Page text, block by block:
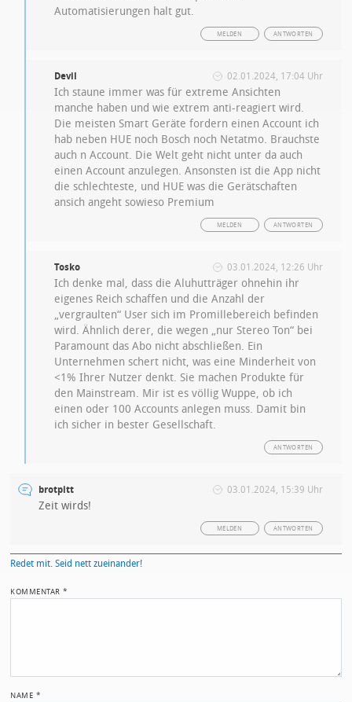
Automatisierungen halt gut.
ANTWORTEN
MELDEN
Devil 02.01.2024, 17:04 Uhr
Ich staune immer was für extreme Ansichten
manche haben und wie extrem anti-reagiert wird.
Die meisten Smart Geräte fordern einen Account ich
hab neben HUE noch Bosch noch Netatmo. Brauchste
auch n Account. Die Welt geht nicht unter da auch
einen Account anzulegen. Ansonsten ist die App nicht
die schlechteste, und HUE was die Gerätschaften
ansich angeht sowieso Premium
ANTWORTEN
MELDEN
Tosko 03.01.2024, 12:26 Uhr
Ich denke mal, dass die Aluhutträger ohnehin ihr
eigenes Reich schaffen und die Anzahl der
„vergraulten“ User sich im Promillebereich befinden
wird. Ähnlich derer, die wegen „nur Stereo Ton“ bei
Paramount das Abo nicht abschließen. Ein
Unternehmen schert nicht, was eine Minderheit von
<1% Ihrer Nutzer denkt. Sie machen Produkte für
den Mainstream. Mir ist es völlig Wuppe, ob ich
einen oder 100 Accounts anlegen muss. Damit bin
ich sicher in bester Gesellschaft.
ANTWORTEN
brotpitt 03.01.2024, 15:39 Uhr
Zeit wirds!
ANTWORTEN
MELDEN
Redet mit. Seid nett zueinander!
KOMMENTAR*
NAME *